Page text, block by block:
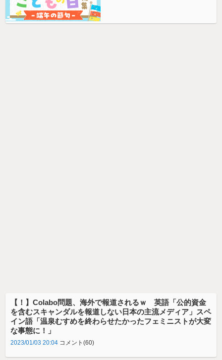
【！】Colabo問題、海外で報道されるｗ 英語「公的資金
を含むスキャンダルを報道しない日本の主流メディア」スペ
イン語「温泉むすめを終わらせたかったフェミニストが大変
な事態に！」
2023/01/03 20:04 コメント(60)